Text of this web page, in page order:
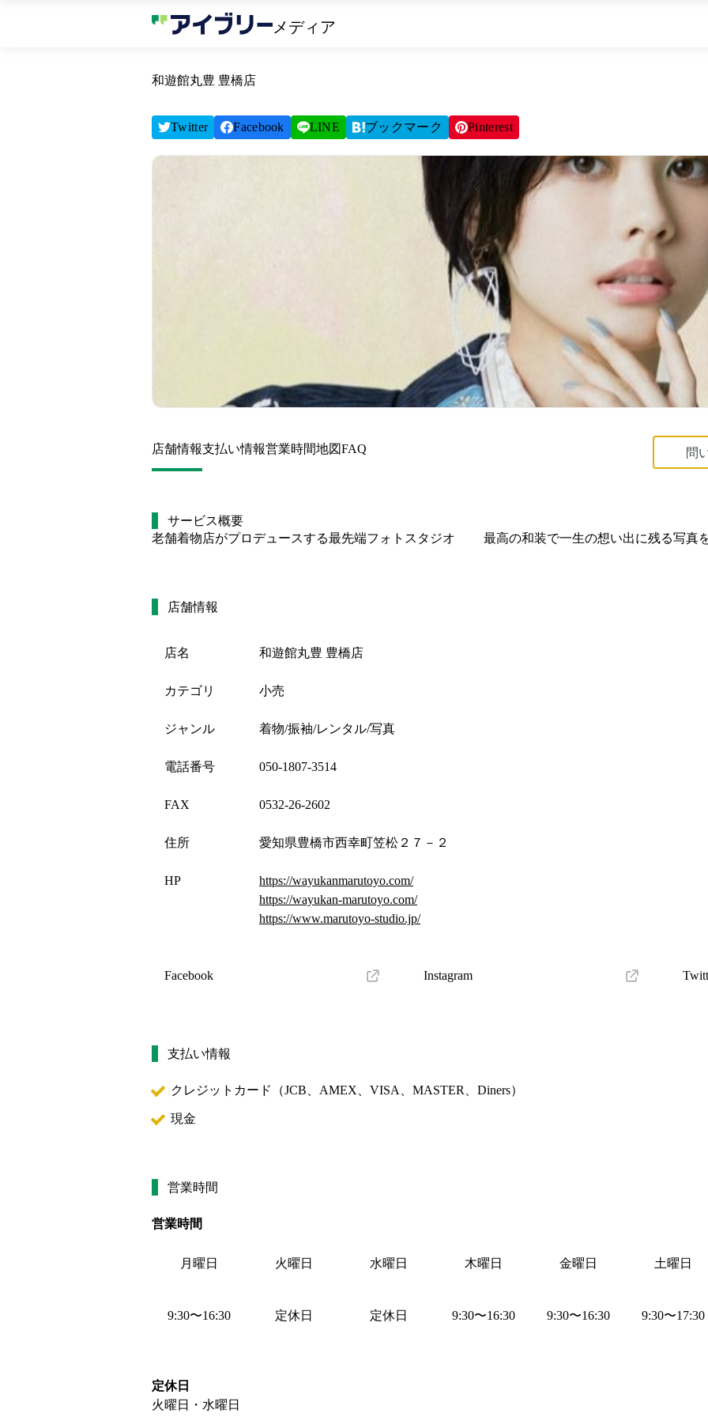
メディア
和遊館丸豊 豊橋店
Twitter Facebook LINE ブックマーク Pinterest
店舗情報支払い情報営業時間地図FAQ 問
サービス概要
老舗着物店がプロデュースする最先端フォトスタジオ 　　最高の和装で一生の想い出に残る写真
店舗情報
店名 和遊館丸豊 豊橋店
カテゴリ 小売
ジャンル 着物/振袖/レンタル/写真
電話番号 050-1807-3514
FAX 0532-26-2602
住所 愛知県豊橋市西幸町笠松２７－２
HP
https://wayukanmarutoyo.com/
https://wayukan-marutoyo.com/
https://www.marutoyo-studio.jp/
Facebook Instagram
支払い情報
クレジットカード（JCB、AMEX、VISA、MASTER、Diners）
現金
営業時間
営業時間
月曜日 火曜日 水曜日 木曜日 金曜日 土曜日
9:30〜16:30 定休日 定休日 9:30〜16:30 9:30〜16:30 9:30〜17:30
定休日
火曜日・水曜日